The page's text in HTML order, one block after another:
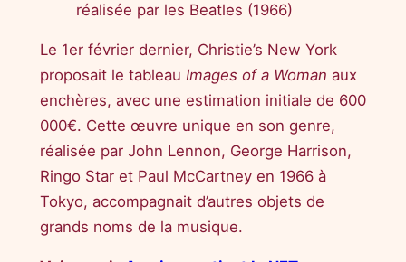
réalisée par les Beatles (1966)
Le 1er février dernier, Christie’s New York
proposait le tableau Images of a Woman aux
enchères, avec une estimation initiale de 600
000€. Cette œuvre unique en son genre,
réalisée par John Lennon, George Harrison,
Ringo Star et Paul McCartney en 1966 à
Tokyo, accompagnait d’autres objets de
grands noms de la musique.